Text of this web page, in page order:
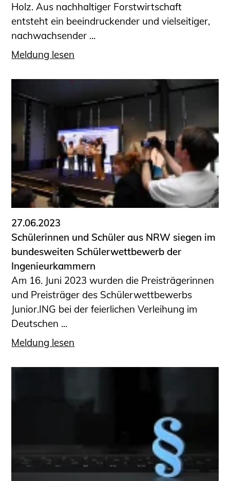
Holz. Aus nachhaltiger Forstwirtschaft
entsteht ein be­ein­druckender und vielseitiger,
nachwachsender ...
Meldung lesen
27.06.2023
Schülerinnen und Schüler aus NRW siegen im
bundesweiten Schülerwettbewerb der
Ingenieurkammern
Am 16. Juni 2023 wurden die Preisträgerinnen
und Preisträger des Schülerwettbewerbs
Junior.ING bei der feierlichen Verleihung im
Deutschen ...
Meldung lesen